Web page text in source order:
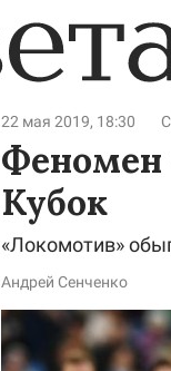
22 мая 2019, 18:30
Феномен
Кубок
«Локомотив»
Андрей Сенченко